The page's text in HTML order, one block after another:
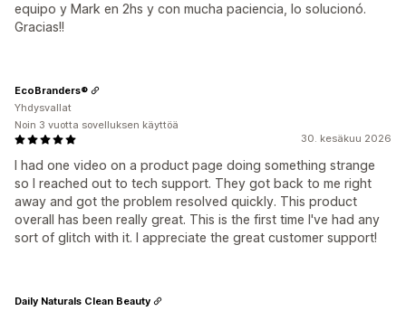
equipo y Mark en 2hs y con mucha paciencia, lo solucionó.
Gracias!!
30. kesäkuu 2026
I had one video on a product page doing something strange
so I reached out to tech support. They got back to me right
away and got the problem resolved quickly. This product
overall has been really great. This is the first time I've had any
sort of glitch with it. I appreciate the great customer support!
EcoBranders®
Yhdysvallat
Noin 3 vuotta sovelluksen käyttöä
Daily Naturals Clean Beauty